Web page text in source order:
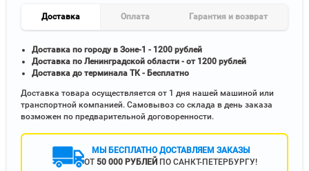
Доставка Оплата Гарантия и возврат
Доставка по городу в Зоне-1 - 1200 рублей
Доставка по Ленинградской области - от 1200 рублей
Доставка до терминала ТК - Бесплатно
Доставка товара осуществляется от 1 дня нашей машиной или
транспортной компанией. Самовывоз со склада в день заказа
возможен по предварительной договоренности.
МЫ БЕСПЛАТНО ДОСТАВЛЯЕМ ЗАКАЗЫ
ОТ 50 000 РУБЛЕЙ ПО САНКТ-ПЕТЕРБУРГУ!